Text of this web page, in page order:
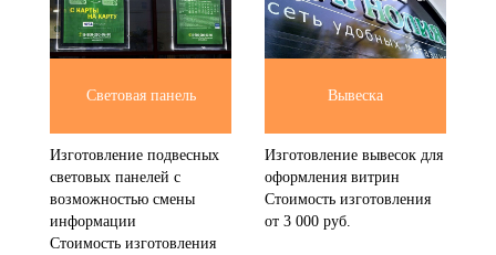
Световая панель
Изготовление подвесных
световых панелей с
возможностью смены
информации
Стоимость изготовления
Вывеска
Изготовление вывесок для
оформления витрин
Стоимость изготовления
от 3 000 руб.